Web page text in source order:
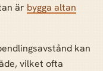
är bygga altan
kan
vilket ofta